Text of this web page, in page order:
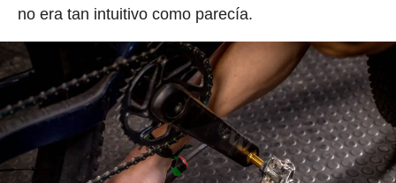
no era tan intuitivo como parecía.